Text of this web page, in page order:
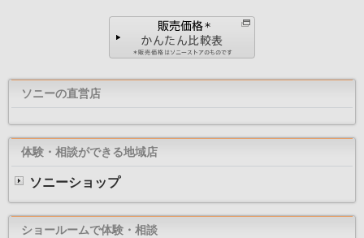
ソニーの直営店
体験・相談ができる地域店
ソニーショップ
ショールームで体験・相談